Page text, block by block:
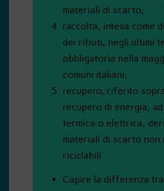
materiali di scarto;
raccolta, intesa come
dei rifiuti, negli ultimi
obbligatoria nella
comuni italiani;
recupero, riferito
recupero di energia,
termica o elettrica,
materiali di scarto non
riciclabili
Capire la differenza